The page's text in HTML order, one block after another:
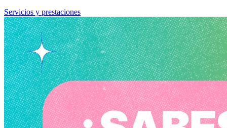
Servicios y prestaciones